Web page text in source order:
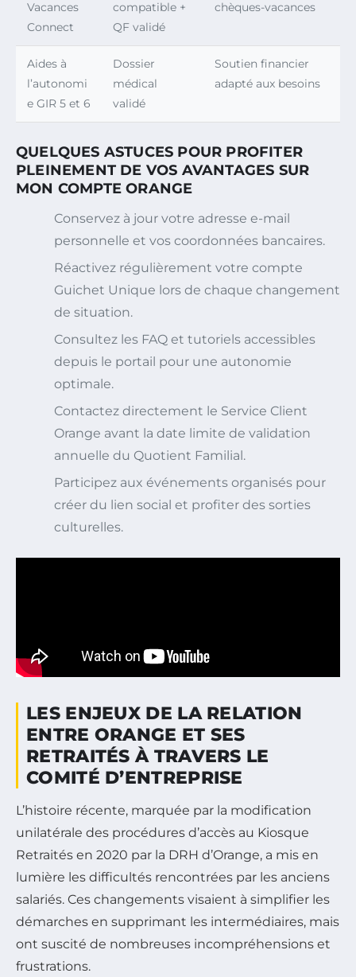
Vacances
Connect
compatible +
QF validé
chèques-vacances
Aides à
l’autonomi
e GIR 5 et 6
Dossier
médical
validé
Soutien financier
adapté aux besoins
QUELQUES ASTUCES POUR PROFITER
PLEINEMENT DE VOS AVANTAGES SUR
MON COMPTE ORANGE
Conservez à jour votre adresse e-mail
personnelle et vos coordonnées bancaires.
Réactivez régulièrement votre compte
Guichet Unique lors de chaque changement
de situation.
Consultez les FAQ et tutoriels accessibles
depuis le portail pour une autonomie
optimale.
Contactez directement le Service Client
Orange avant la date limite de validation
annuelle du Quotient Familial.
Participez aux événements organisés pour
créer du lien social et profiter des sorties
culturelles.
LES ENJEUX DE LA RELATION
ENTRE ORANGE ET SES
RETRAITÉS À TRAVERS LE
COMITÉ D’ENTREPRISE
L’histoire récente, marquée par la modification
unilatérale des procédures d’accès au Kiosque
Retraités en 2020 par la DRH d’Orange, a mis en
lumière les difficultés rencontrées par les anciens
salariés. Ces changements visaient à simplifier les
démarches en supprimant les intermédiaires, mais
ont suscité de nombreuses incompréhensions et
frustrations.